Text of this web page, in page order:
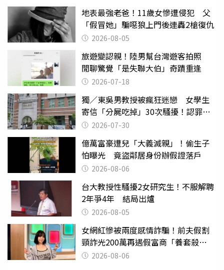
地表最強老爸！11歲女慘遭侵犯 父
「假冒她」騙噁狼上門後連轟2槍復仇
2026-08-05
旅遊變認親！陸男幫台灣遊客拍照
閒聊驚覺「是失聯大伯」奇蹟重逢
2026-07-18
獨／東吳男教授被瘋狂迷戀 女學生
寄信「分屍吃掉」30次騷擾！認罪免
關 2026-07-30
億萬富豪遭兒「大義滅親」！偷生子
怕曝光 竟盜鄰居身份辦假證落戶
2026-08-06
台大教授性騷擾2女研究生！不服解聘
2年爭4年 結局出爐
2026-08-05
女網紅慘被兩度感情詐騙！前夫假割
頸詐光200萬再遇假富商「養套殺
2000萬」
2026-08-06